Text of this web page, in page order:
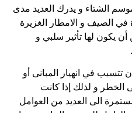
الشتاء و يدرك العديد مدى
الصيف و الامطار الغزيرة
يكون لها تأثير سلبي و
في انهيار المبانى أو
الخطر و لذلك إذا كانت
الى العديد من العوامل